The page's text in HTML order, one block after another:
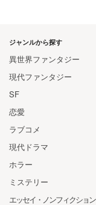
ジャンルから探す
異世界ファンタジー
現代ファンタジー
SF
恋愛
ラブコメ
現代ドラマ
ホラー
ミステリー
エッセイ・ノンフィクション